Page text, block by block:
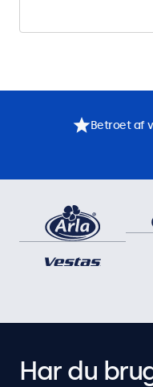
Betroet af
Har du